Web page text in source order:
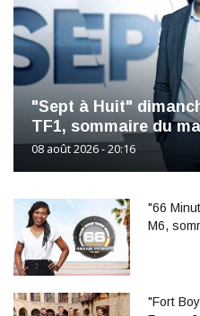
"Sept à Huit"
TF1, sommaire du
08 août 2026 - 20:16
"66
M6,
"Fort